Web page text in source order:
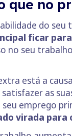
que no
do seu
ficar
no seu
está a
as
emprego
virada para